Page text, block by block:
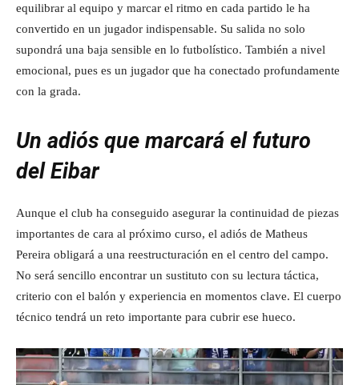
equilibrar al equipo y marcar el ritmo en cada partido le ha
convertido en un jugador indispensable. Su salida no solo
supondrá una baja sensible en lo futbolístico. También a nivel
emocional, pues es un jugador que ha conectado profundamente
con la grada.
Un adiós que marcará el futuro
del Eibar
Aunque el club ha conseguido asegurar la continuidad de piezas
importantes de cara al próximo curso, el adiós de Matheus
Pereira obligará a una reestructuración en el centro del campo.
No será sencillo encontrar un sustituto con su lectura táctica,
criterio con el balón y experiencia en momentos clave. El cuerpo
técnico tendrá un reto importante para cubrir ese hueco.